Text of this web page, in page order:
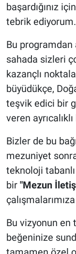
başardığınız
tebrik ediyorum.
Bu programdan
sahada sizleri
kazançlı
büyüdükçe,
teşvik edici bir
veren
Bizler de bu
mezuniyet
teknoloji
bir "Mezun
Bu vizyonun en
beğeninize